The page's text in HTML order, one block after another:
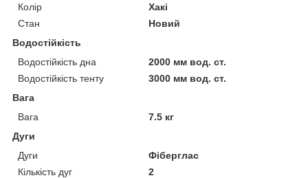
Колір
Хакі
Стан
Новий
Водостійкість
Водостійкість дна
2000 мм вод. ст.
Водостійкість тенту
3000 мм вод. ст.
Вага
Вага
7.5 кг
Дуги
Дуги
Фіберглас
Кількість дуг
2